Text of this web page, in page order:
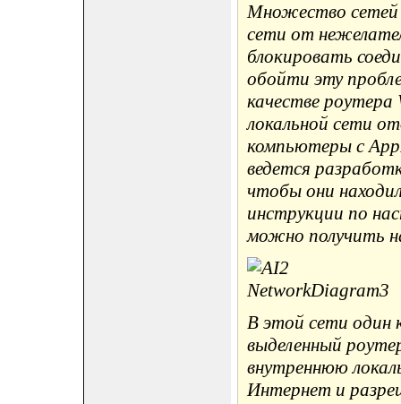
Множество
сети от
блокировать
обойти эту
качестве роутера
локальной сети
компьютеры с
ведется
чтобы они
инструкции по
можно получить
В этой сети один
выделенный
внутреннюю
Интернет и